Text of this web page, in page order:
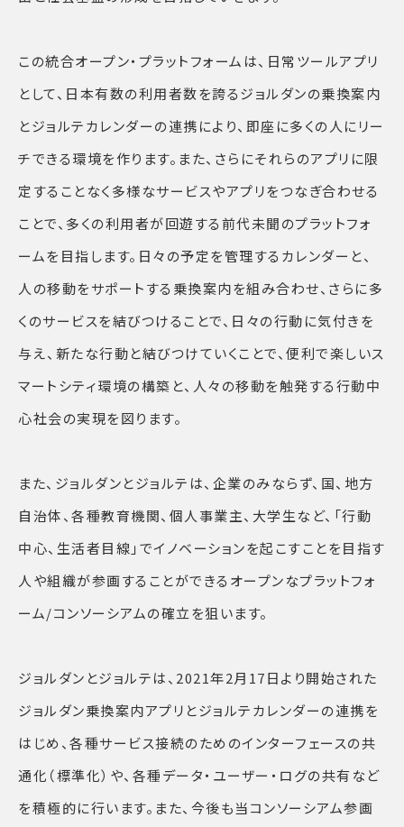
この統合オープン・プラットフォームは、日常ツールアプリ
として、日本有数の利用者数を誇るジョルダンの乗換案内
とジョルテカレンダーの連携により、即座に多くの人にリー
チできる環境を作ります。また、さらにそれらのアプリに限
定することなく多様なサービスやアプリをつなぎ合わせる
ことで、多くの利用者が回遊する前代未聞のプラットフォ
ームを目指します。日々の予定を管理するカレンダーと、
人の移動をサポートする乗換案内を組み合わせ、さらに多
くのサービスを結びつけることで、日々の行動に気付きを
与え、新たな行動と結びつけていくことで、便利で楽しいス
マートシティ環境の構築と、人々の移動を触発する行動中
心社会の実現を図ります。
また、ジョルダンとジョルテは、企業のみならず、国、地方
自治体、各種教育機関、個人事業主、大学生など、「行動
中心、生活者目線」でイノベーションを起こすことを目指す
人や組織が参画することができるオープンなプラットフォ
ーム/コンソーシアムの確立を狙います。
ジョルダンとジョルテは、2021年2月17日より開始された
ジョルダン乗換案内アプリとジョルテカレンダーの連携を
はじめ、各種サービス接続のためのインターフェースの共
通化（標準化）や、各種データ・ユーザー・ログの共有など
を積極的に行います。また、今後も当コンソーシアム参画